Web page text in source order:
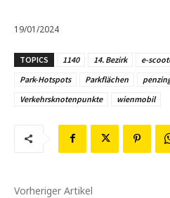
19/01/2024
TOPICS 1140 14. Bezirk e-
Park-Hotspots
Parkflächen
Verkehrsknotenpunkte
wienmobil
Vorheriger Artikel